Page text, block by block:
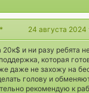
24 августа 2024
и ни разу ребята
которая
даже не захожу на
голову и
рекомендую к